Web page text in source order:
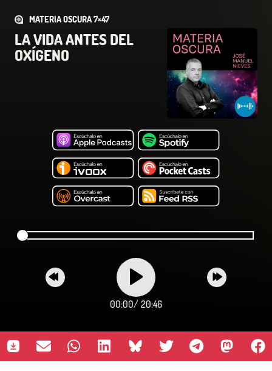
MATERIA OSCURA 7×47
LA VIDA ANTES DEL
OXÍGENO
00:00/ 20:46